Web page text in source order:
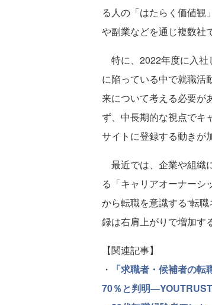
る人の「はたらく価値観
や副業などを通じ複数社
特に、2022年度に入社
に陥っている中で就職活
来について考える必要が
ず、中長期的な視点でキ
サイトに登録する動きが
最近では、企業や組織
る「キャリアオーナーシ
から転職を意識する“転
録は右肩上がりで増加す
【関連記事】
・
「求職者・候補者の
70％と判明―YOUTRUST